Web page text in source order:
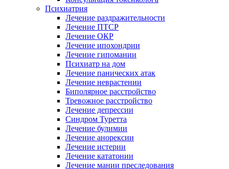
Психиатрия
Лечение раздражительности
Лечение ПТСР
Лечение ОКР
Лечение ипохондрии
Лечение гипомании
Психиатр на дом
Лечение панических атак
Лечение неврастении
Биполярное расстройство
Тревожное расстройство
Лечение депрессии
Синдром Туретта
Лечение булимии
Лечение анорексии
Лечение истерии
Лечение кататонии
Лечение мании преследования